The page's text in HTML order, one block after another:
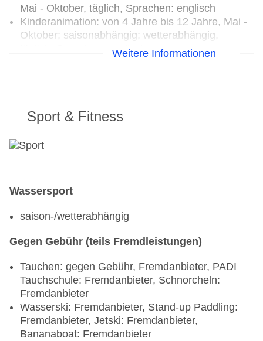
Mai - Oktober, täglich, Sprachen: englisch
Kinderanimation: von 4 Jahre bis 12 Jahre, Mai -
Oktober; saisonabhängig; wetterabhängig,
täglich: Sprachen: englisch
TEENS
Teenclub: von 12 Jahre bis 17 Jahre, Juni -
- August, täglich, Sprachen: englisch
Weitere Informationen
Sport & Fitness
Wassersport
saison-/wetterabhängig
Gegen Gebühr (teils Fremdleistungen)
Tauchen: gegen Gebühr, Fremdanbieter, PADI
Tauchschule: Fremdanbieter, Schnorcheln:
Fremdanbieter
Wasserski: Fremdanbieter, Stand-up Paddling:
Fremdanbieter, Jetski: Fremdanbieter,
Bananaboat: Fremdanbieter